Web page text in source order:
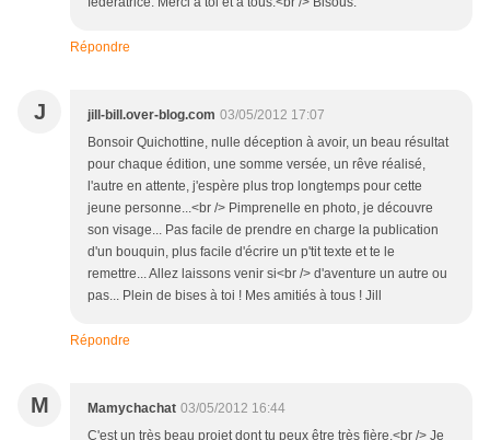
Répondre
J jill-bill.over-blog.com 03/05/2012 17:07
Bonsoir Quichottine, nulle déception à avoir, un beau résultat
pour chaque édition, une somme versée, un rêve réalisé,
l'autre en attente, j'espère plus trop longtemps pour cette
jeune personne...<br /> Pimprenelle en photo, je découvre
son visage... Pas facile de prendre en charge la publication
d'un bouquin, plus facile d'écrire un p'tit texte et te le
remettre... Allez laissons venir si<br /> d'aventure un autre ou
pas... Plein de bises à toi ! Mes amitiés à tous ! Jill
Répondre
M Mamychachat 03/05/2012 16:44
C'est un très beau projet dont tu peux être très fière.<br /> Je